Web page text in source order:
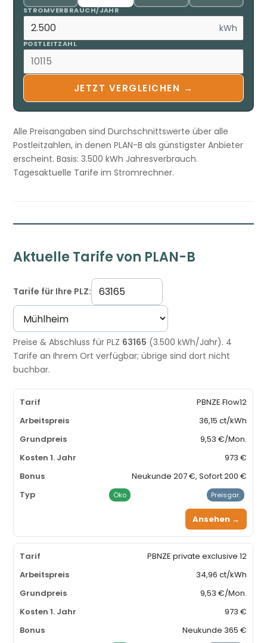
STROMVERBRAUCH/JAHR
kWh
POSTLEITZAHL
JETZT VERGLEICHEN →
Alle Preisangaben sind Durchschnittswerte über alle
Postleitzahlen, in denen PLAN-B als günstigster Anbieter
erscheint. Basis: 3.500 kWh Jahresverbrauch.
Tagesaktuelle Tarife im Stromrechner.
Aktuelle Tarife von PLAN-B
Tarife für Ihre PLZ:
Preise & Abschluss für PLZ 63165 (3.500 kWh/Jahr). 4
Tarife an Ihrem Ort verfügbar; übrige sind dort nicht
buchbar.
PBNZE Flow12
36,15 ct/kWh
9,53 €/Mon.
973 €
Neukunde 207 €, Sofort 200 €
Öko Preisgar.
Ansehen →
PBNZE private exclusive 12
34,96 ct/kWh
9,53 €/Mon.
973 €
Neukunde 365 €